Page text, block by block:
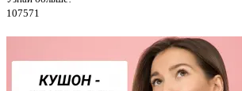
107571